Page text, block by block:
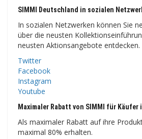
SIMMI Deutschland in sozialen
In sozialen Netzwerken können Sie
über die neusten
neusten Aktionsangebote entdecken.
Twitter
Facebook
Instagram
Youtube
Maximaler Rabatt von SIMMI für Käufer
Als maximaler Rabatt auf ihre
maximal 80% erhalten.